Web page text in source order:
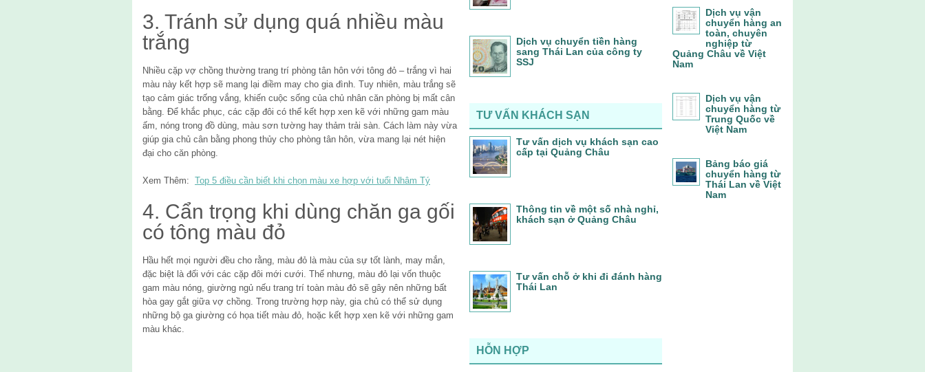
3. Tránh sử dụng quá nhiều màu
trắng
Nhiều cặp vợ chồng thường trang trí phòng tân hôn với tông đỏ – trắng vì hai
màu này kết hợp sẽ mang lại điềm may cho gia đình. Tuy nhiên, màu trắng sẽ
tạo cảm giác trống vắng, khiến cuộc sống của chủ nhân căn phòng bị mất cân
bằng. Để khắc phục, các cặp đôi có thể kết hợp xen kẽ với những gam màu
ấm, nóng trong đồ dùng, màu sơn tường hay thảm trải sàn. Cách làm này vừa
giúp gia chủ cân bằng phong thủy cho phòng tân hôn, vừa mang lại nét hiện
đại cho căn phòng.
Xem Thêm: Top 5 điều cần biết khi chọn màu xe hợp với tuổi Nhâm Tý
4. Cẩn trọng khi dùng chăn ga gối
có tông màu đỏ
Hầu hết mọi người đều cho rằng, màu đỏ là màu của sự tốt lành, may mắn,
đặc biệt là đối với các cặp đôi mới cưới. Thế nhưng, màu đỏ lại vốn thuộc
gam màu nóng, giường ngủ nếu trang trí toàn màu đỏ sẽ gây nên những bất
hòa gay gắt giữa vợ chồng. Trong trường hợp này, gia chủ có thể sử dụng
những bộ ga giường có họa tiết màu đỏ, hoặc kết hợp xen kẽ với những gam
màu khác.
Dịch vụ chuyển tiền hàng
sang Thái Lan của công ty
SSJ
TƯ VẤN KHÁCH SẠN
Tư vấn dịch vụ khách sạn cao
cấp tại Quảng Châu
Thông tin về một số nhà nghỉ,
khách sạn ở Quảng Châu
Tư vấn chỗ ở khi đi đánh hàng
Thái Lan
HỖN HỢP
Dịch vụ vận
chuyển hàng an
toàn, chuyên
nghiệp từ
Quảng Châu về Việt
Nam
Dịch vụ vận
chuyển hàng từ
Trung Quốc về
Việt Nam
Bảng báo giá
chuyển hàng từ
Thái Lan về Việt
Nam